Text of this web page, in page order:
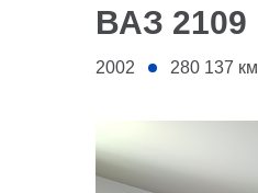
ВАЗ 2109
2002 280 137 км
1 - Капот